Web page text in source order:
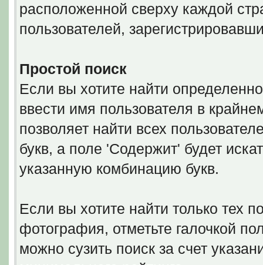
расположенной сверху каждой
пользователей,
Простой поиск
Если вы хотите найти
ввести имя пользователя в
позволяет найти всех
букв, а поле 'Содержит' будет
указанную комбинацию букв.
Если вы хотите найти только тех
фотография, отметьте галочкой
можно сузить поиск за счет